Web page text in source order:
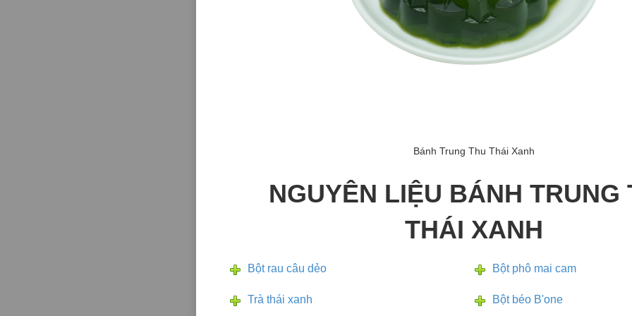
Bánh Trung Thu Thái Xanh
NGUYÊN LIỆU BÁNH TRUNG
THÁI XANH
Bột rau câu dẻo
Trà thái xanh
Bột phô mai cam
Bột béo B'one